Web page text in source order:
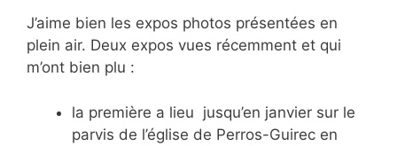
J’aime bien les expos photos présentées en
plein air. Deux expos vues récemment et qui
m’ont bien plu :
la première a lieu jusqu’en janvier sur le
parvis de l’église de Perros-Guirec en